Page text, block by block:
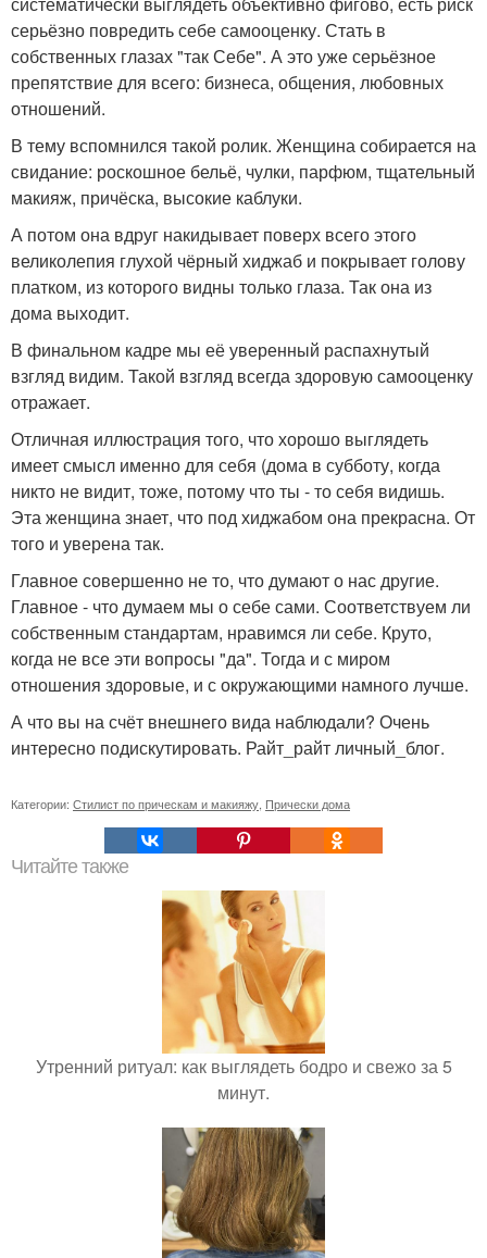
серьёзно повредить себе самооценку. Стать в
собственных глазах "так Себе". А это уже серьёзное
препятствие для всего: бизнеса, общения, любовных
отношений.
В тему вспомнился такой ролик. Женщина собирается на
свидание: роскошное бельё, чулки, парфюм, тщательный
макияж, причёска, высокие каблуки.
А потом она вдруг накидывает поверх всего этого
великолепия глухой чёрный хиджаб и покрывает голову
платком, из которого видны только глаза. Так она из
дома выходит.
В финальном кадре мы её уверенный распахнутый
взгляд видим. Такой взгляд всегда здоровую самооценку
отражает.
Отличная иллюстрация того, что хорошо выглядеть
имеет смысл именно для себя (дома в субботу, когда
никто не видит, тоже, потому что ты - то себя видишь.
Эта женщина знает, что под хиджабом она прекрасна. От
того и уверена так.
Главное совершенно не то, что думают о нас другие.
Главное - что думаем мы о себе сами. Соответствуем ли
собственным стандартам, нравимся ли себе. Круто,
когда не все эти вопросы "да". Тогда и с миром
отношения здоровые, и с окружающими намного лучше.
А что вы на счёт внешнего вида наблюдали? Очень
интересно подискутировать. Райт_райт личный_блог.
Категории: Стилист по прическам и макияжу, Прически дома
Читайте также
Утренний ритуал: как выглядеть бодро и свежо за 5
минут.